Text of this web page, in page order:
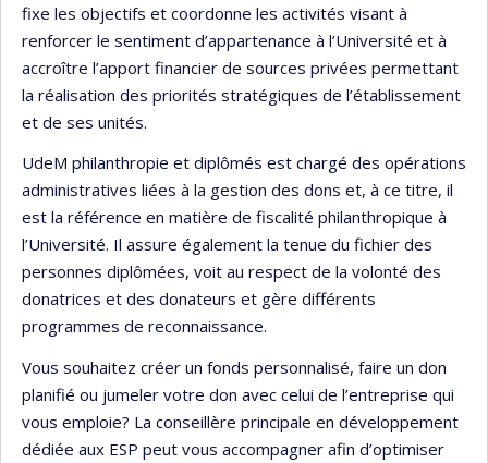
fixe les objectifs et coordonne les activités visant à
renforcer le sentiment d’appartenance à l’Université et à
accroître l’apport financier de sources privées permettant
la réalisation des priorités stratégiques de l’établissement
et de ses unités.
UdeM philanthropie et diplômés est chargé des opérations
administratives liées à la gestion des dons et, à ce titre, il
est la référence en matière de fiscalité philanthropique à
l’Université. Il assure également la tenue du fichier des
personnes diplômées, voit au respect de la volonté des
donatrices et des donateurs et gère différents
programmes de reconnaissance.
Vous souhaitez créer un fonds personnalisé, faire un don
planifié ou jumeler votre don avec celui de l’entreprise qui
vous emploie? La conseillère principale en développement
dédiée aux ESP peut vous accompagner afin d’optimiser